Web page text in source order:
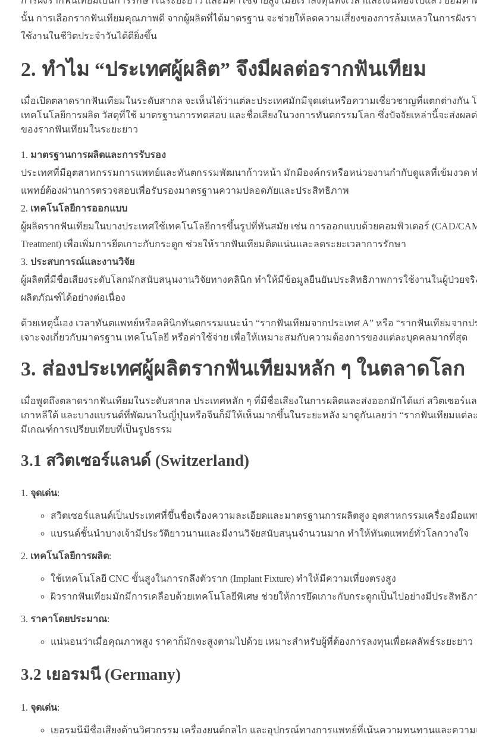
นั้น การเลือกรากฟันเทียมคุณภาพดี จากผู้ผลิตที่ได้มาตรฐาน จะช่วยให้ลดความเสี่ยงของการล้มเหลวในการฝังร
ใช้งานในชีวิตประจำวันได้ดียิ่งขึ้น
2. ทำไม “ประเทศผู้ผลิต” จึงมีผลต่อรากฟันเทียม
เมื่อเปิดตลาดรากฟันเทียมในระดับสากล จะเห็นได้ว่าแต่ละประเทศมักมีจุดเด่นหรือความเชี่ยวชาญที่แตกต่างกัน
เทคโนโลยีการผลิต วัสดุที่ใช้ มาตรฐานการทดสอบ และชื่อเสียงในวงการทันตกรรมโลก ซึ่งปัจจัยเหล่านี้จะส่งผ
ของรากฟันเทียมในระยะยาว
มาตรฐานการผลิตและการรับรอง
ประเทศที่มีอุตสาหกรรมการแพทย์และทันตกรรมพัฒนาก้าวหน้า มักมีองค์กรหรือหน่วยงานกำกับดูแลที่เข้มงวด
แพทย์ต้องผ่านการตรวจสอบเพื่อรับรองมาตรฐานความปลอดภัยและประสิทธิภาพ
เทคโนโลยีการออกแบบ
ผู้ผลิตรากฟันเทียมในบางประเทศใช้เทคโนโลยีการขึ้นรูปที่ทันสมัย เช่น การออกแบบด้วยคอมพิวเตอร์ (CAD/
Treatment) เพื่อเพิ่มการยึดเกาะกับกระดูก ช่วยให้รากฟันเทียมติดแน่นและลดระยะเวลาการรักษา
ประสบการณ์และงานวิจัย
ผู้ผลิตที่มีชื่อเสียงระดับโลกมักสนับสนุนงานวิจัยทางคลินิก ทำให้มีข้อมูลยืนยันประสิทธิภาพการใช้งานในผู้ป่วยจริ
ผลิตภัณฑ์ได้อย่างต่อเนื่อง
ด้วยเหตุนี้เอง เวลาทันตแพทย์หรือคลินิกทันตกรรมแนะนำ “รากฟันเทียมจากประเทศ A” หรือ “รากฟันเทียมจากป
เจาะจงเกี่ยวกับมาตรฐาน เทคโนโลยี หรือค่าใช้จ่าย เพื่อให้เหมาะสมกับความต้องการของแต่ละบุคคลมากที่สุด
3. ส่องประเทศผู้ผลิตรากฟันเทียมหลัก ๆ ในตลาดโลก
เมื่อพูดถึงตลาดรากฟันเทียมในระดับสากล ประเทศหลัก ๆ ที่มีชื่อเสียงในการผลิตและส่งออกมักได้แก่ สวิตเซอร์แล
เกาหลีใต้ และบางแบรนด์ที่พัฒนาในญี่ปุ่นหรือจีนก็มีให้เห็นมากขึ้นในระยะหลัง มาดูกันเลยว่า “รากฟันเทียมแต่ละ
มีเกณฑ์การเปรียบเทียบที่เป็นรูปธรรม
3.1 สวิตเซอร์แลนด์ (Switzerland)
จุดเด่น:
สวิตเซอร์แลนด์เป็นประเทศที่ขึ้นชื่อเรื่องความละเอียดและมาตรฐานการผลิตสูง อุตสาหกรรมเครื่องมือแ
แบรนด์ชั้นนำบางเจ้ามีประวัติยาวนานและมีงานวิจัยสนับสนุนจำนวนมาก ทำให้ทันตแพทย์ทั่วโลกวางใจ
เทคโนโลยีการผลิต:
ใช้เทคโนโลยี CNC ขั้นสูงในการกลึงตัวราก (Implant Fixture) ทำให้มีความเที่ยงตรงสูง
ผิวรากฟันเทียมมักมีการเคลือบด้วยเทคโนโลยีพิเศษ ช่วยให้การยึดเกาะกับกระดูกเป็นไปอย่างมีประสิทธิภ
ราคาโดยประมาณ:
แน่นอนว่าเมื่อคุณภาพสูง ราคาก็มักจะสูงตามไปด้วย เหมาะสำหรับผู้ที่ต้องการลงทุนเพื่อผลลัพธ์ระยะยาว
3.2 เยอรมนี (Germany)
จุดเด่น:
เยอรมนีมีชื่อเสียงด้านวิศวกรรม เครื่องยนต์กลไก และอุปกรณ์ทางการแพทย์ที่เน้นความทนทานและควา